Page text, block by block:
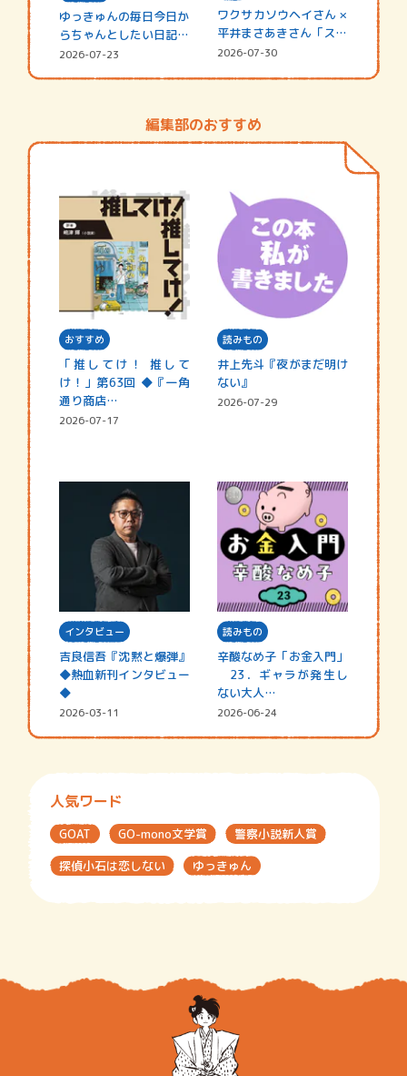
ゆっきゅんの毎日今日か
らちゃんとしたい日記
☆202…
2026-07-23
ワクサカソウヘイさん ×
平井まさあきさん「スペ
シャ…
2026-07-30
編集部のおすすめ
おすすめ
「推してけ！ 推して
け！」第63回 ◆『一角
通り商店…
2026-07-17
読みもの
井上先斗『夜がまだ明け
ない』
2026-07-29
インタビュー
吉良信吾『沈黙と爆弾』
◆熱血新刊インタビュー
◆
2026-03-11
読みもの
辛酸なめ子「お金入門」
23．ギャラが発生し
ない大人…
2026-06-24
人気ワード
GOAT GO-mono文学賞
警察小説新人賞
探偵小石は恋しない
ゆっきゅん